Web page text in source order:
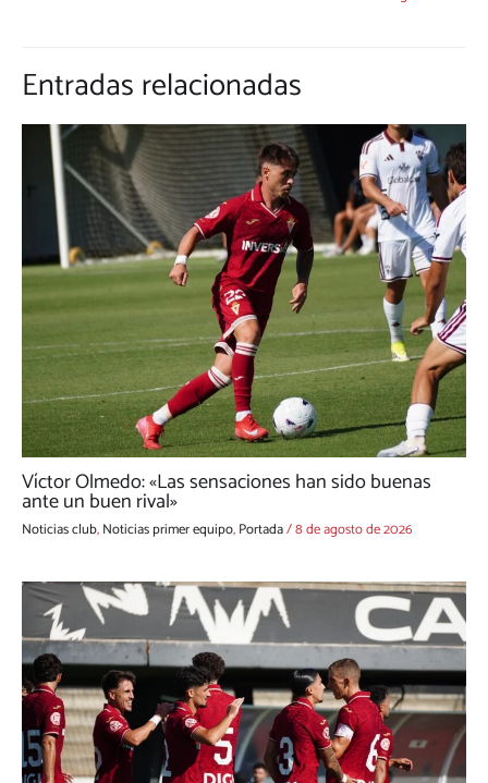
Entradas relacionadas
Víctor Olmedo: «Las sensaciones han sido buenas
ante un buen rival»
Noticias club,Noticias primer equipo,Portada/8 de agosto de 2026